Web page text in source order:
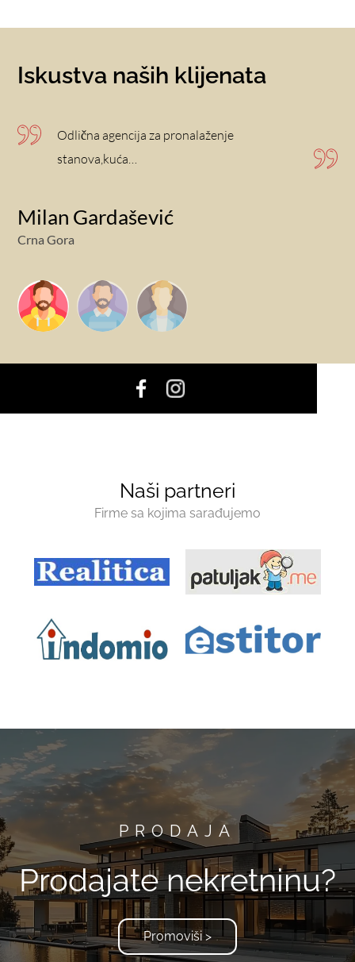
Iskustva naših klijenata
Odlična agencija za pronalaženje
stanova,kuća…
Milan Gardašević
Crna Gora
Naši partneri
Firme sa kojima sarađujemo
PRODAJA
Prodajate nekretninu?
Promoviši >